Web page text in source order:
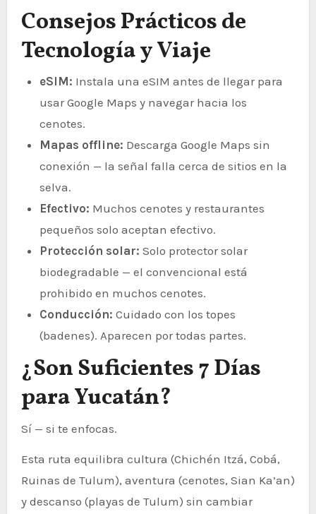
Consejos Prácticos de
Tecnología y Viaje
eSIM: Instala una eSIM antes de llegar para
usar Google Maps y navegar hacia los
cenotes.
Mapas offline: Descarga Google Maps sin
conexión — la señal falla cerca de sitios en la
selva.
Efectivo: Muchos cenotes y restaurantes
pequeños solo aceptan efectivo.
Protección solar: Solo protector solar
biodegradable — el convencional está
prohibido en muchos cenotes.
Conducción: Cuidado con los topes
(badenes). Aparecen por todas partes.
¿Son Suficientes 7 Días
para Yucatán?
Sí — si te enfocas.
Esta ruta equilibra cultura (Chichén Itzá, Cobá,
Ruinas de Tulum), aventura (cenotes, Sian Ka’an)
y descanso (playas de Tulum) sin cambiar